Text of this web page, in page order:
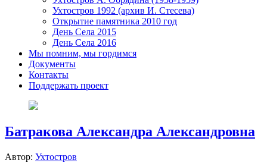
Ухтостров 1992 (архив И. Стесева)
Открытие памятника 2010 год
День Села 2015
День Села 2016
Мы помним, мы гордимся
Документы
Контакты
Поддержать проект
Батракова Александра Александровна
Автор: Ухтостров